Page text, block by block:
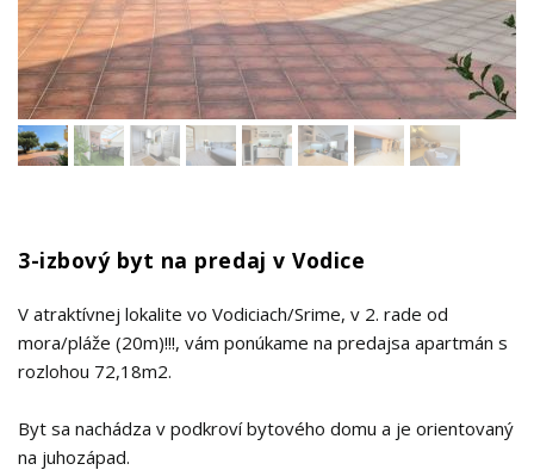
3-izbový byt na predaj v Vodice
V atraktívnej lokalite vo Vodiciach/Srime, v 2. rade od
mora/pláže (20m)!!!, vám ponúkame na predajsa apartmán s
rozlohou 72,18m2.
Byt sa nachádza v podkroví bytového domu a je orientovaný
na juhozápad.